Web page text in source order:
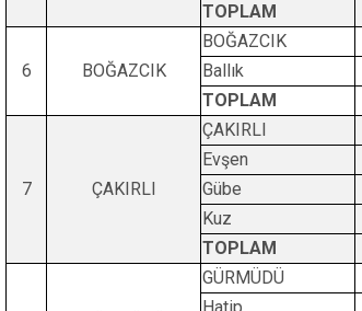
TOPLAM
6 BOĞAZCIK
BOĞAZCIK
Ballık
TOPLAM
7 ÇAKIRLI
ÇAKIRLI
Evşen
Gübe
Kuz
TOPLAM
GÜRMÜDÜ